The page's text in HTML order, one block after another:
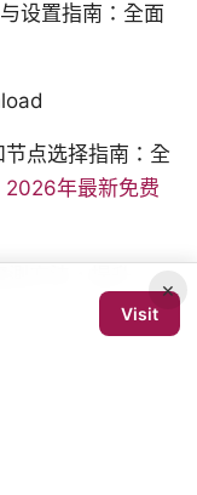
设置指南：全面
点选择指南：全
年最新免费
方法，提升
×
Visit